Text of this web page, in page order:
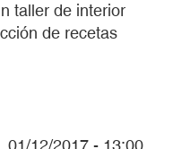
taller de interior
de recetas
01/12/2017 - 13:00